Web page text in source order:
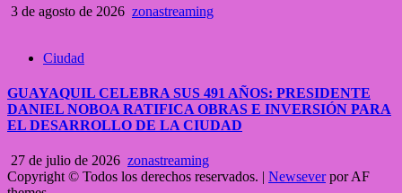
3 de agosto de 2026 zonastreaming
Ciudad
GUAYAQUIL CELEBRA SUS 491 AÑOS: PRESIDENTE
DANIEL NOBOA RATIFICA OBRAS E INVERSIÓN PARA
EL DESARROLLO DE LA CIUDAD
27 de julio de 2026 zonastreaming
Copyright © Todos los derechos reservados. | Newseverpor AF